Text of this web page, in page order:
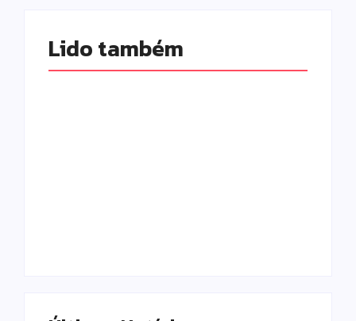
Lido também